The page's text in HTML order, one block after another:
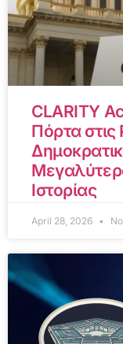
CLARITY
Πόρτα στις
Ιστορίας
April 28, 2026